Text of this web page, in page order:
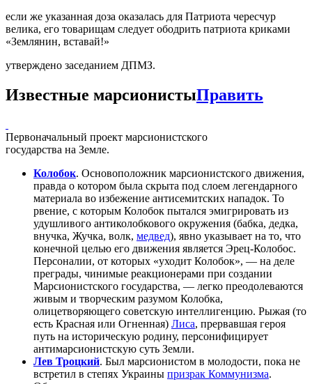
если же указанная доза оказалась для Патриота чересчур
велика, его товарищам следует ободрить патриота криками
«Землянин, вставай!»
утверждено заседанием ДПМЗ.
Известные марсионистыПравить
Первоначальный проект марсионистского
государства на Земле.
Колобок. Основоположник марсионистского движения,
правда о котором была скрыта под слоем легендарного
материала во избежение антисемитских нападок. То
рвение, с которым Колобок пытался эмигрировать из
удушливого антиколобкового окружения (бабка, дедка,
внучка, Жучка, волк, медвед), явно указывает на то, что
конечной целью его движения является Эрец-Колобос.
Персоналии, от которых «уходит Колобок», — на деле
преграды, чинимые реакционерами при создании
Марсионистского государства, — легко преодолеваются
живым и творческим разумом Колобка,
олицетворяющего советскую интеллигенцию. Рыжая (то
есть Красная или Огненная) Лиса, прервавшая героя
путь на историческую родину, персонифицирует
антимарсионистскую суть Земли.
Лев Троцкий. Был марсионистом в молодости, пока не
встретил в степях Украины призрак Коммунизма.